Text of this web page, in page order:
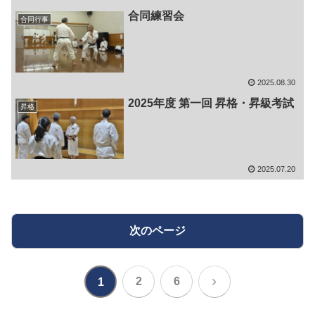
合同行事 合同練習会
2025.08.30
昇格 2025年度 第一回 昇格・昇級考試
2025.07.20
次のページ
1 2 6 次